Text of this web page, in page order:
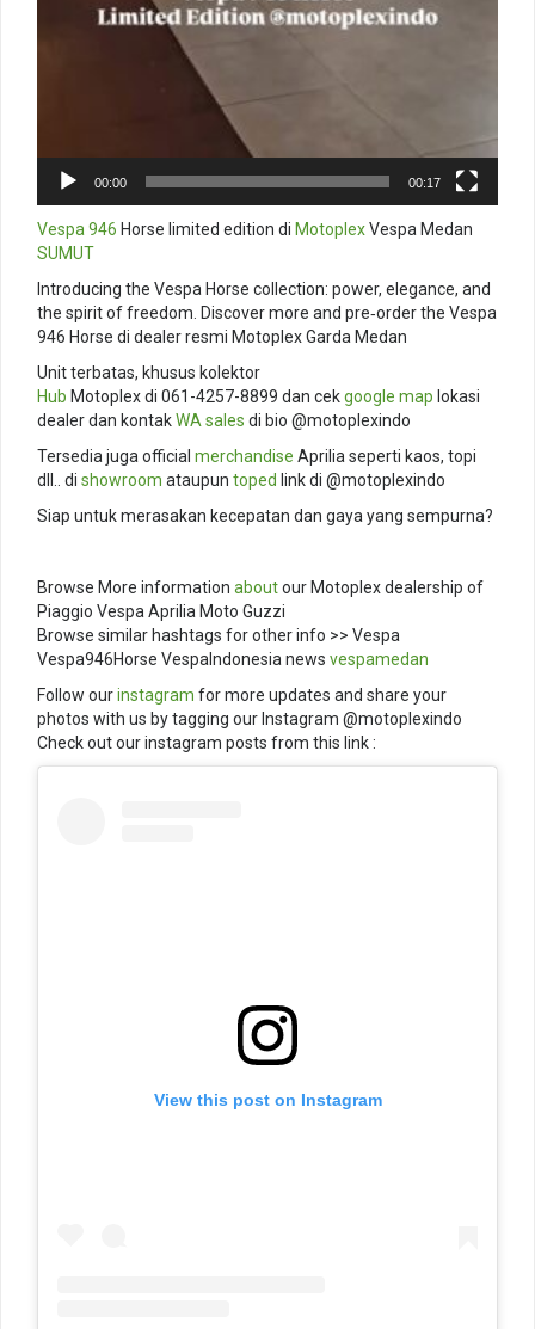
00:00 00:17
Vespa 946 Horse limited edition di MotoplexVespa Medan
SUMUT
Introducing the Vespa Horse collection: power, elegance, and
the spirit of freedom. Discover more and pre‑order the Vespa
946 Horse di dealer resmi Motoplex Garda Medan
Unit terbatas, khusus kolektor
Hub Motoplex di 061-4257-8899 dan cekgoogle map lokasi
dealer dan kontakWA sales di bio @motoplexindo
Tersedia juga official merchandise Aprilia seperti kaos, topi
dll.. di showroom ataupun toped link di @motoplexindo
Siap untuk merasakan kecepatan dan gaya yang sempurna?
Browse More information aboutour Motoplex dealership of
Piaggio Vespa Aprilia Moto Guzzi
Browse similar hashtags for other info >> Vespa
Vespa946Horse VespaIndonesia news vespamedan
Follow ourinstagram for more updates and share your
photos with us by tagging our Instagram @motoplexindo
Check out our instagram posts from this link :
View this post on Instagram